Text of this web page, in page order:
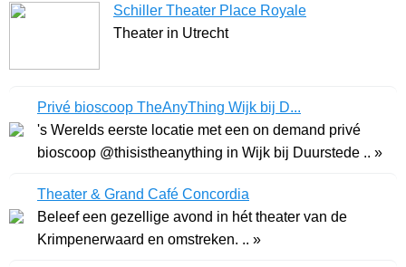
Schiller Theater Place Royale
Theater in Utrecht
Privé bioscoop TheAnyThing Wijk bij D...
's Werelds eerste locatie met een on demand privé
bioscoop @thisistheanything in Wijk bij Duurstede .. »
Theater & Grand Café Concordia
Beleef een gezellige avond in hét theater van de
Krimpenerwaard en omstreken. .. »